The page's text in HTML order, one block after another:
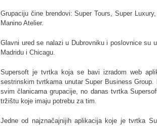
Grupaciju čine brendovi: Super Tours, Super
Manino Atelier.
Glavni ured se nalazi u Dubrovniku i poslovnice su
Madridu i Chicagu.
Supersoft je tvrtka koja se bavi izradom web
sestrinskim tvrtkama unutar Super Business
svim članicama grupacije, no danas tvrtka
tržištu koje imaju potrebu za tim.
Jedne od najznačajnijih aplikacija koje je tvrtka